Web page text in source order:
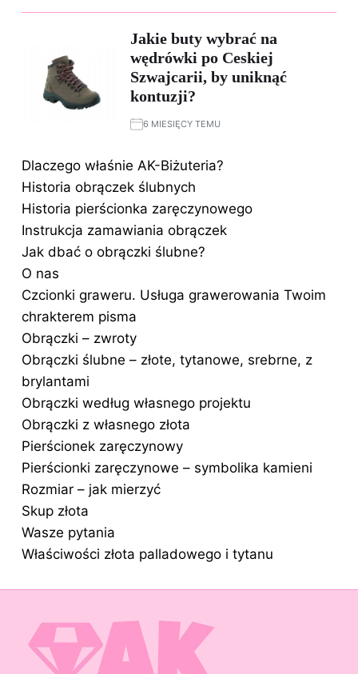
Jakie buty wybrać na
wędrówki po Ceskiej
Szwajcarii, by uniknąć
kontuzji?
6 MIESIĘCY TEMU
Dlaczego właśnie AK-Biżuteria?
Historia obrączek ślubnych
Historia pierścionka zaręczynowego
Instrukcja zamawiania obrączek
Jak dbać o obrączki ślubne?
O nas
Czcionki graweru. Usługa grawerowania Twoim
chrakterem pisma
Obrączki – zwroty
Obrączki ślubne – złote, tytanowe, srebrne, z
brylantami
Obrączki według własnego projektu
Obrączki z własnego złota
Pierścionek zaręczynowy
Pierścionki zaręczynowe – symbolika kamieni
Rozmiar – jak mierzyć
Skup złota
Wasze pytania
Właściwości złota palladowego i tytanu